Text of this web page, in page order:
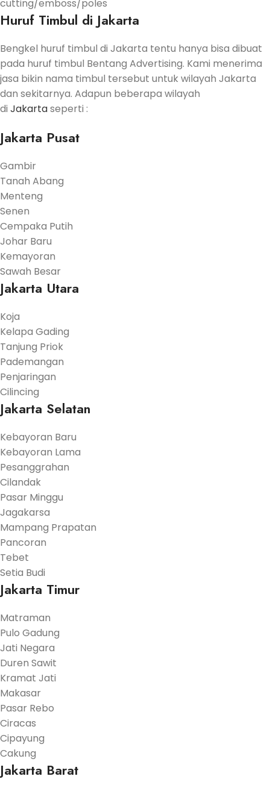
cutting/emboss/poles
Huruf Timbul di Jakarta
Bengkel huruf timbul di Jakarta tentu hanya bisa dibuat
pada huruf timbul Bentang Advertising. Kami menerima
jasa bikin nama timbul tersebut untuk wilayah Jakarta
dan sekitarnya. Adapun beberapa wilayah
di Jakartaseperti :
Jakarta Pusat
Gambir
Tanah Abang
Menteng
Senen
Cempaka Putih
Johar Baru
Kemayoran
Sawah Besar
Jakarta Utara
Koja
Kelapa Gading
Tanjung Priok
Pademangan
Penjaringan
Cilincing
Jakarta Selatan
Kebayoran Baru
Kebayoran Lama
Pesanggrahan
Cilandak
Pasar Minggu
Jagakarsa
Mampang Prapatan
Pancoran
Tebet
Setia Budi
Jakarta Timur
Matraman
Pulo Gadung
Jati Negara
Duren Sawit
Kramat Jati
Makasar
Pasar Rebo
Ciracas
Cipayung
Cakung
Jakarta Barat